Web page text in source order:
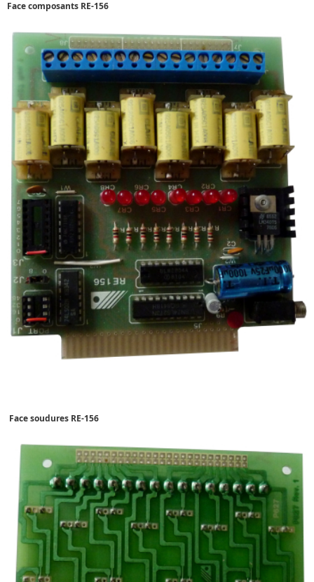
Face composants RE-156
Face soudures RE-156